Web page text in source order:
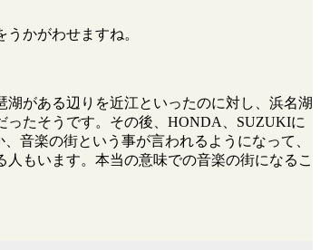
かがわせますね。
がある辺りを近江といったのに対し、浜名湖
たそうです。その後、HONDA、SUZUKIに
音楽の街という事が言われるようになって、
もいます。本当の意味での音楽の街になるこ